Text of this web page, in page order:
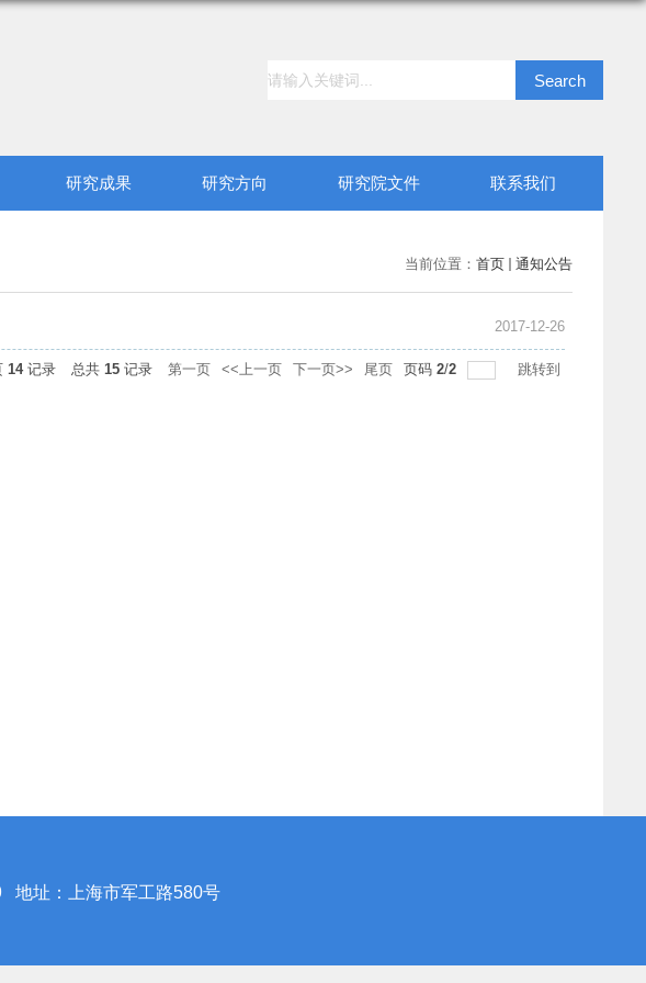
研究成果 研究方向 研究院文件 联系我们
当前位置： 首页 通知公告
2017-12-26
14记录 总共 15 记录 第一页 <<上一页 下一页>> 尾页 页码 2/2 跳转到
地址：上海市军工路580号